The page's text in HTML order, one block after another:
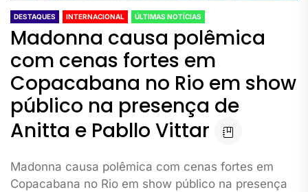
DESTAQUES INTERNACIONAL ÚLTIMAS NOTÍCIAS
Madonna causa polêmica
com cenas fortes em
Copacabana no Rio em show
público na presença de
Anitta e Pabllo Vittar
Madonna causa polêmica com cenas fortes em
Copacabana no Rio em show público na presença